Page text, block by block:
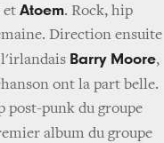
et Atoem. Rock, hip
Direction ensuite
l'irlandais Barry Moore,
ont la part belle.
post-punk du groupe
album du groupe